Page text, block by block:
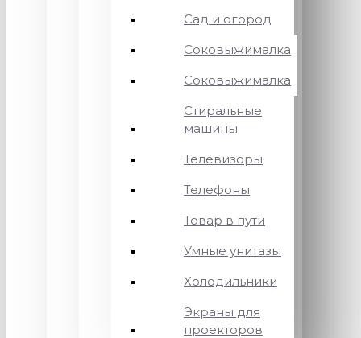
Сад и огород
Соковыжималка
Соковыжималка
Стиральные
машины
Телевизоры
Телефоны
Товар в пути
Умные унитазы
Холодильники
Экраны для
проекторов